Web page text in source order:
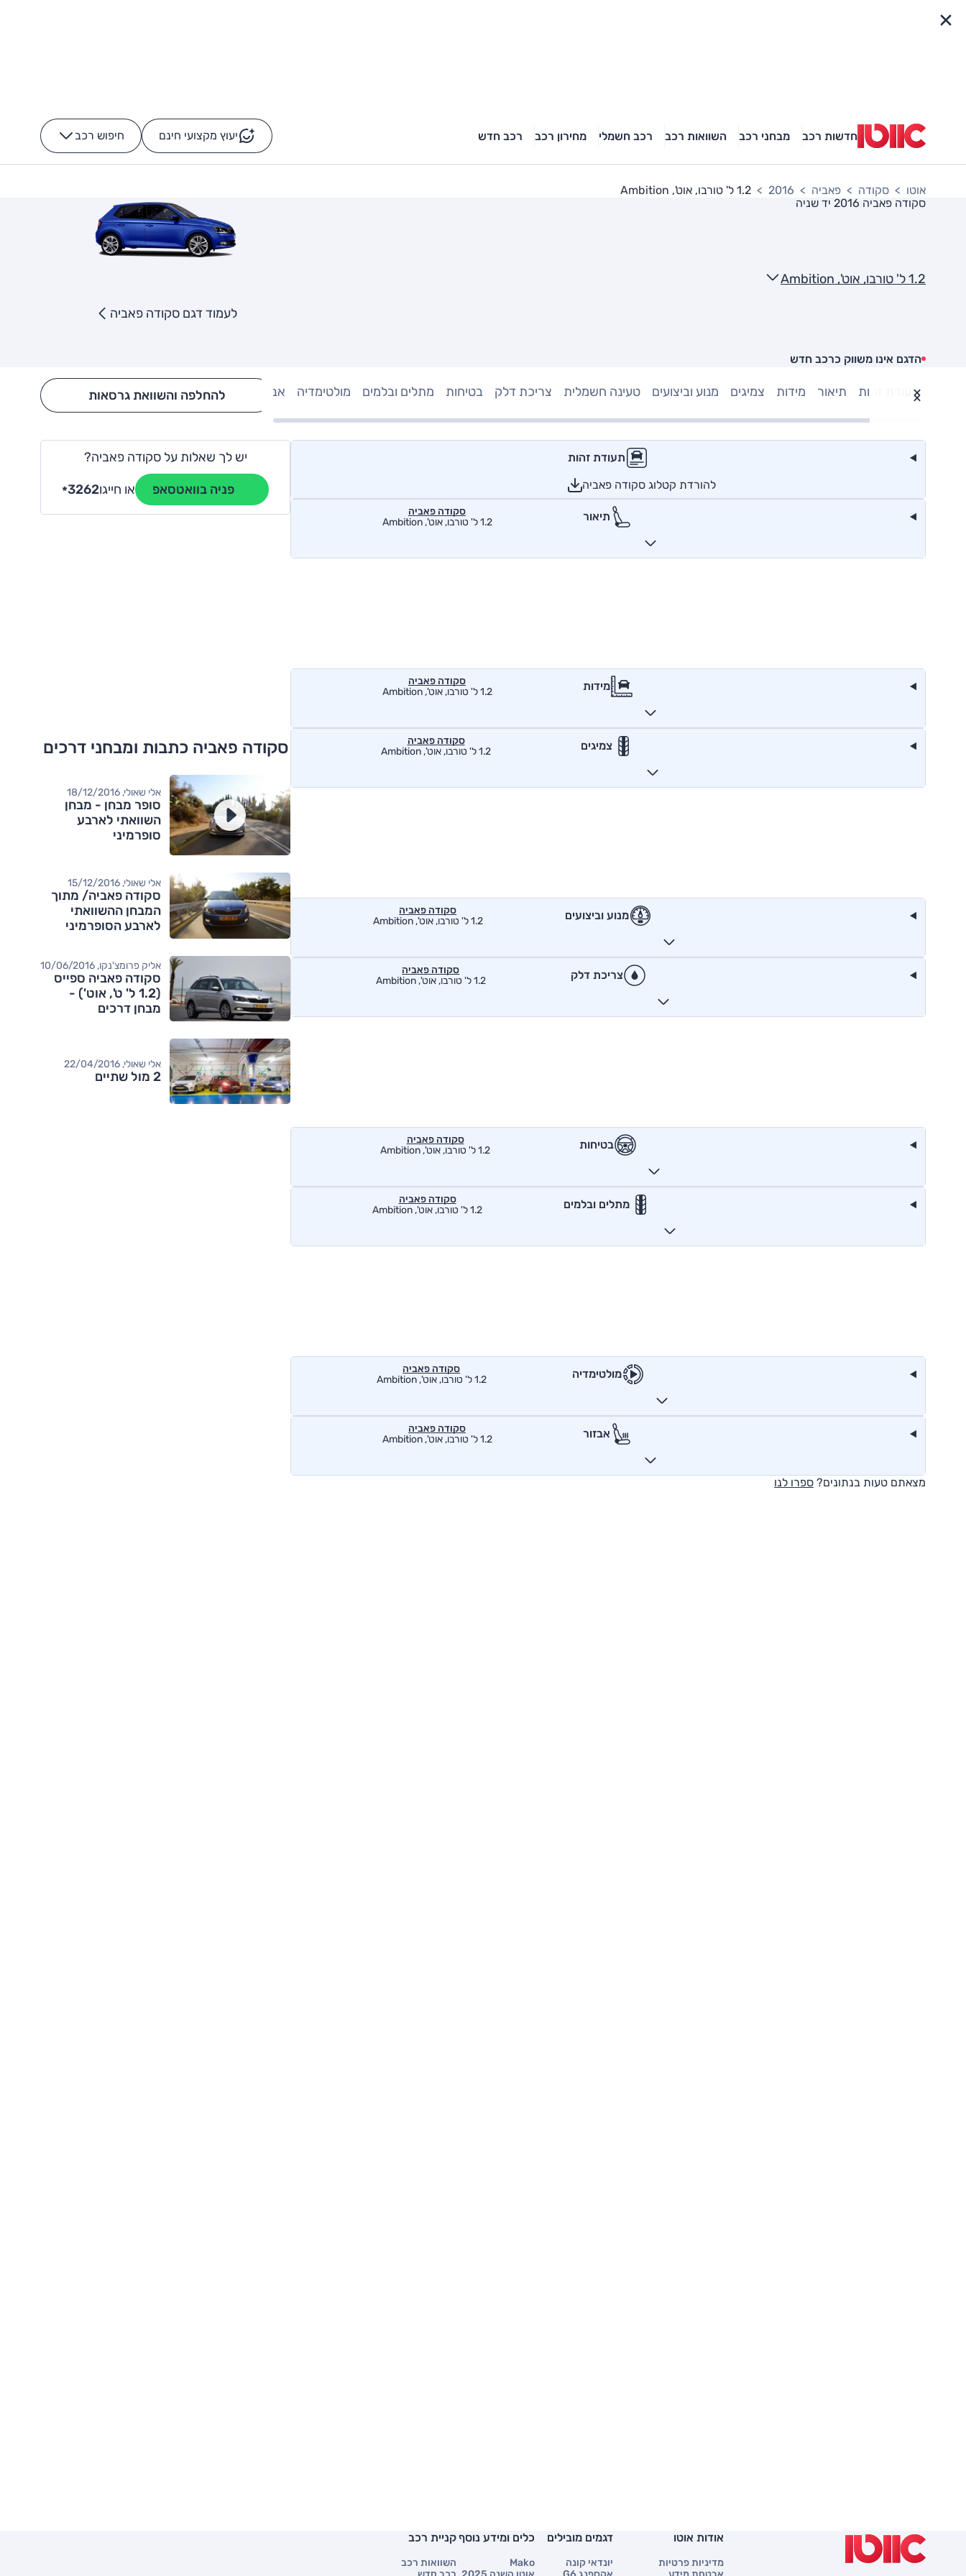
חדשות רכב מבחני רכב השוואות רכב רכב חשמלי מחירון רכב רכב חדש יעוץ מקצועי חינם חיפוש רכב -
אוטו סקודה פאביה 2016
1.2 ל' טורבו, אוט', Ambition
סקודה פאביה 2016
יד שניה
1.2 ל' טורבו, אוט', Ambition
הדגם אינו משווק כרכב חדש
לעמוד דגם סקודה פאביה
תעודת זהות תיאור מידות צמיגים מנוע וביצועים טעינה חשמלית צריכת דלק בטיחות מתלים ובלמים מולטימדיה אבזור Hide config section
להחלפה והשוואת גרסאות
תעודת זהות
להורדת קטלוג סקודה פאביה
תיאור
סקודה פאביה
1.2 ל' טורבו, אוט', Ambition
מידות
סקודה פאביה
1.2 ל' טורבו, אוט', Ambition
צמיגים
סקודה פאביה
1.2 ל' טורבו, אוט', Ambition
מנוע וביצועים
סקודה פאביה
1.2 ל' טורבו, אוט', Ambition
צריכת דלק
סקודה פאביה
1.2 ל' טורבו, אוט', Ambition
בטיחות
סקודה פאביה
1.2 ל' טורבו, אוט', Ambition
מתלים ובלמים
סקודה פאביה
1.2 ל' טורבו, אוט', Ambition
מולטימדיה
סקודה פאביה
1.2 ל' טורבו, אוט', Ambition
אבזור
סקודה פאביה
1.2 ל' טורבו, אוט', Ambition
מצאתם טעות בנתונים? ספרו לנו
יש לך שאלות על סקודה פאביה?
פניה בוואטסאפ או חייגו *3262
סקודה פאביה כתבות ומבחני דרכים
אלי שאולי, 18/12/2016
סופר מבחן - מבחן
השוואתי לארבע
סופרמיני
אלי שאולי, 15/12/2016
סקודה פאביה/ מתוך
המבחן ההשוואתי
לארבע הסופרמיני
אליק פרומצ'נקו, 10/06/2016
סקודה פאביה ספייס
(1.2 ל' ט', אוט') -
מבחן דרכים
אלי שאולי, 22/04/2016
2 מול שתיים
אודות אוטו
מדיניות פרטיות
דגמים מובילים
יונדאי קונה
כלים ומידע נוסף
Mako
קניית רכב
השוואות רכב